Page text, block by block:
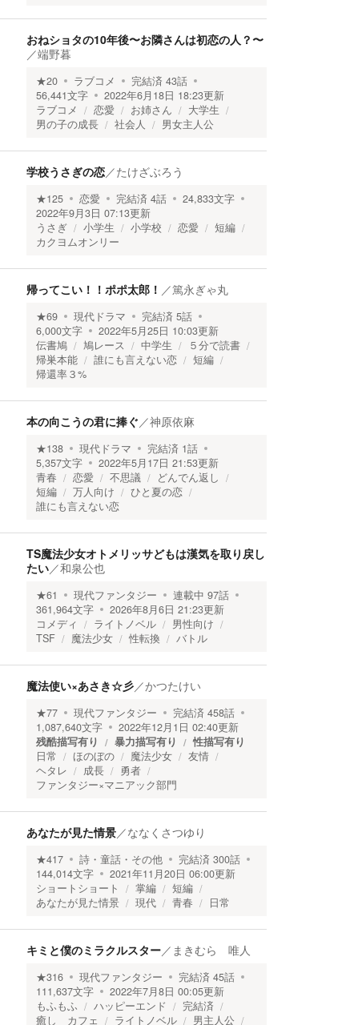
おねショタの10年後〜お隣さんは初恋の人？〜
／端野暮
★20 ラブコメ 完結済 43話
56,441文字 2022年6月18日 18:23更新
ラブコメ
恋愛 お姉さん
大学生
男の子の成長
社会人 男女主人公
学校うさぎの恋／たけざぶろう
★125 恋愛 完結済 4話 24,833文字
2022年9月3日 07:13更新
うさぎ
小学生 小学校 恋愛
短編
カクヨムオンリー
帰ってこい！！ポポ太郎！ ／篤永ぎゃ丸
★69 現代ドラマ 完結済 5話
6,000文字 2022年5月25日 10:03更新
伝書鳩
鳩レース 中学生
５分で読書
帰巣本能
誰にも言えない恋
短編
帰還率３%
本の向こうの君に捧ぐ／神原依麻
★138 現代ドラマ 完結済 1話
5,357文字 2022年5月17日 21:53更新
青春
恋愛 不思議
どんでん返し
短編
万人向け
ひと夏の恋
誰にも言えない恋
TS魔法少女オトメリッサどもは漢気を取り戻し
たい／和泉公也
★61 現代ファンタジー 連載中 97話
361,964文字 2026年8月6日 21:23更新
コメディ
ライトノベル
男性向け
TSF
魔法少女 性転換 バトル
魔法使い×あさき☆彡／かつたけい
★77 現代ファンタジー 完結済 458話
1,087,640文字 2022年12月1日 02:40更新
残酷描写有り
暴力描写有り
性描写有り
日常
ほのぼの 魔法少女
友情
ヘタレ
成長
勇者
ファンタジー×マニアック部門
あなたが見た情景／ななくさつゆり
★417 詩・童話・その他 完結済 300話
144,014文字 2021年11月20日 06:00更新
ショートショート
掌編
短編
あなたが見た情景
現代 青春 日常
キミと僕のミラクルスター／ まきむら 唯人
★316 現代ファンタジー 完結済 45話
111,637文字 2022年7月8日 00:05更新
もふもふ
ハッピーエンド
完結済
癒し カフェ
ライトノベル 男主人公